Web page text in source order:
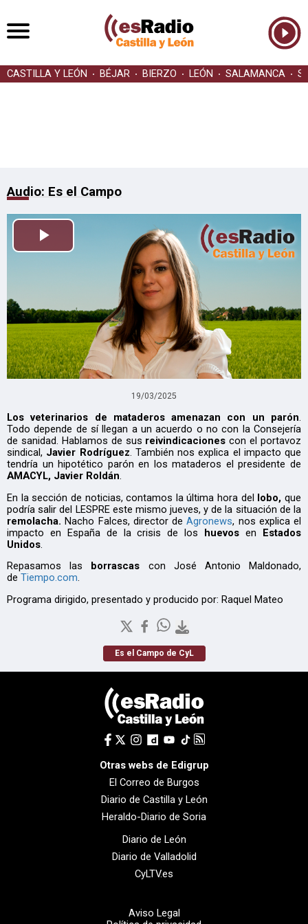
CASTILLA Y LEÓN BÉJAR BIERZO LEÓN SALAMANCA
Audio: Es el Campo
Reproducir
19/03/2025
Los veterinarios de mataderos amenazan con un parón.
Todo depende de sí llegan a un acuerdo o no con la Consejería
de sanidad. Hablamos de sus reivindicaciones con el portavoz
sindical, Javier Rodríguez. También nos explica el impacto que
tendría un hipotético parón en los mataderos el presidente de
AMACYL, Javier Roldán.
En la sección de noticias, contamos la última hora del lobo, que
podría salir del LESPRE este mismo jueves, y de la situación de la
remolacha.Nacho Falces, director deAgronews, nos explica el
impacto en España de la crisis de los huevos en Estados
Unidos
Repasamos las borrascas con José Antonio Maldonado,
de Tiempo.com.
Programa dirigido, presentado y producido por: Raquel Mateo
Es el Campo de CyL
Otras webs de Edigrup
El Correo de Burgos
Diario de Castilla y León
Heraldo-Diario de Soria
Diario de León
Diario de Valladolid
CyLTV.es
Aviso Legal